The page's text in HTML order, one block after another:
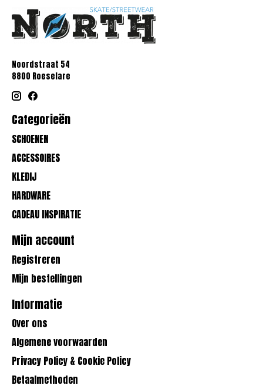
Noordstraat 54
8800 Roeselare
Categorieën
SCHOENEN
ACCESSOIRES
KLEDIJ
HARDWARE
CADEAU INSPIRATIE
Mijn account
Registreren
Mijn bestellingen
Informatie
Over ons
Algemene voorwaarden
Privacy Policy & Cookie Policy
Betaalmethoden